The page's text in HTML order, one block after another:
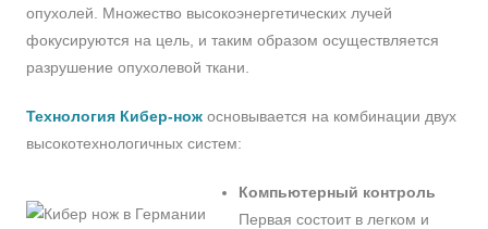
опухолей. Множество высокоэнергетических лучей
фокусируются на цель, и таким образом осуществляется
разрушение опухолевой ткани.
Технология Кибер-нож основывается на комбинации двух
высокотехнологичных систем:
Компьютерный контроль
Первая состоит в легком и